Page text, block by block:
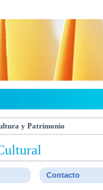
y Patrimonio
Contacto